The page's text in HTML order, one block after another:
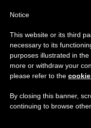
ETIQUETA
Aviso
Del 27 de julio al
anual,
se generan menos
Notice
This website or its third
necessary to its
purposes illustrated in
more or withdraw your
please refer to the
By closing this banner,
continuing to browse